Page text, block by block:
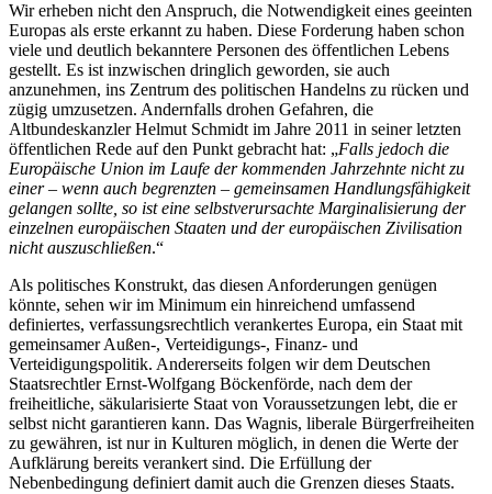
Wir erheben nicht den Anspruch, die Notwendigkeit eines geeinten
Europas als erste erkannt zu haben. Diese Forderung haben schon
viele und deutlich bekanntere Personen des öffentlichen Lebens
gestellt. Es ist inzwischen dringlich geworden, sie auch
anzunehmen, ins Zentrum des politischen Handelns zu rücken und
zügig umzusetzen. Andernfalls drohen Gefahren, die
Altbundeskanzler Helmut Schmidt im Jahre 2011 in seiner letzten
öffentlichen Rede auf den Punkt gebracht hat: „Falls jedoch die
Europäische Union im Laufe der kommenden Jahrzehnte nicht zu
einer – wenn auch begrenzten – gemeinsamen Handlungsfähigkeit
gelangen sollte, so ist eine selbstverursachte Marginalisierung der
einzelnen europäischen Staaten und der europäischen Zivilisation
nicht auszuschließen.“
Als politisches Konstrukt, das diesen Anforderungen genügen
könnte, sehen wir im Minimum ein hinreichend umfassend
definiertes, verfassungsrechtlich verankertes Europa, ein Staat mit
gemeinsamer Außen-, Verteidigungs-, Finanz- und
Verteidigungspolitik. Andererseits folgen wir dem Deutschen
Staatsrechtler Ernst-Wolfgang Böckenförde, nach dem der
freiheitliche, säkularisierte Staat von Voraussetzungen lebt, die er
selbst nicht garantieren kann. Das Wagnis, liberale Bürgerfreiheiten
zu gewähren, ist nur in Kulturen möglich, in denen die Werte der
Aufklärung bereits verankert sind. Die Erfüllung der
Nebenbedingung definiert damit auch die Grenzen dieses Staats.